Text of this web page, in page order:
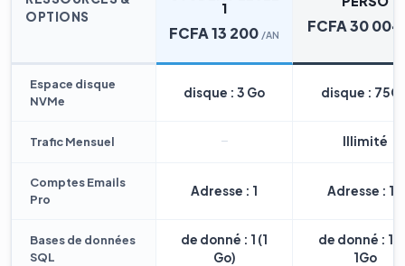
OPTIONS
1
FCFA 13 200 /AN FCFA 30 004
Espace disque
NVMe
disque : 3 Go disque :
Trafic Mensuel Illimité
Comptes Emails
Pro
Adresse : 1 Adresse : 10
Bases de données
SQL
de donné : 1 (1
Go)
de donné : 1
1Go